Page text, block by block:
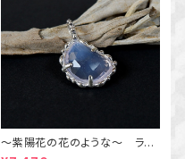
～紫陽花の花のような～ ラベ
ンダークォーツの粒飾りペンダ